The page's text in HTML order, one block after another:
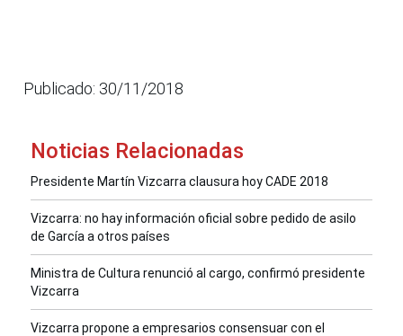
Publicado: 30/11/2018
Noticias Relacionadas
Presidente Martín Vizcarra clausura hoy CADE 2018
Vizcarra: no hay información oficial sobre pedido de asilo
de García a otros países
Ministra de Cultura renunció al cargo, confirmó presidente
Vizcarra
Vizcarra propone a empresarios consensuar con el